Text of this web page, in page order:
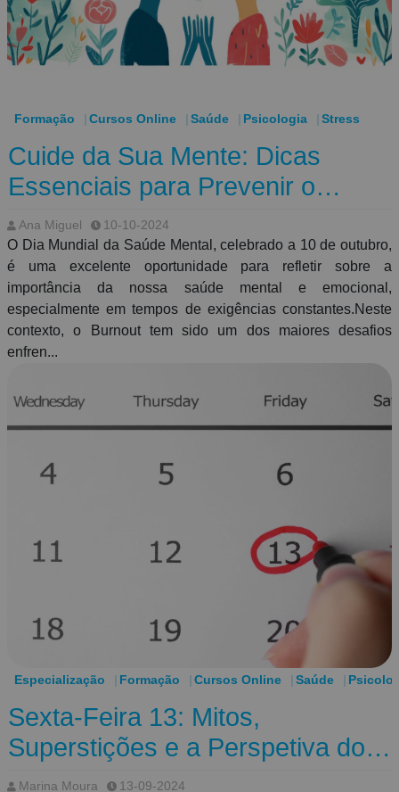
Formação Cursos Online Saúde Psicologia Stress
Cuide da Sua Mente: Dicas
Essenciais para Prevenir o
Burnout
Ana Miguel 10-10-2024
O Dia Mundial da Saúde Mental, celebrado a 10 de outubro,
é uma excelente oportunidade para refletir sobre a
importância da nossa saúde mental e emocional,
especialmente em tempos de exigências constantes.Neste
contexto, o Burnout tem sido um dos maiores desafios
enfren...
Especialização Formação Cursos Online Saúde
Sexta-Feira 13: Mitos,
Superstições e a Perspetiva dos
Psicólogos
Marina Moura 13-09-2024